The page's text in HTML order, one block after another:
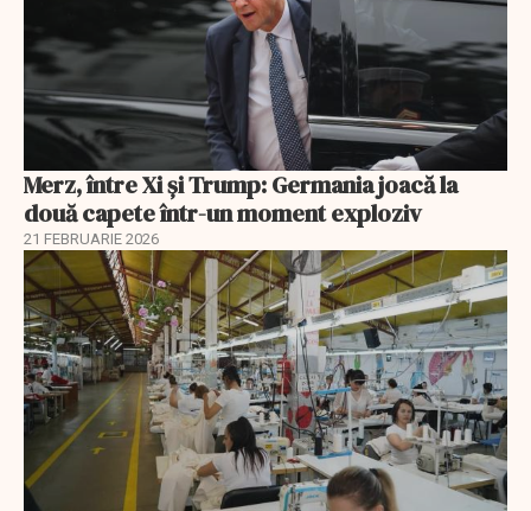
Merz, între Xi și Trump: Germania joacă la
două capete într-un moment exploziv
21 FEBRUARIE 2026